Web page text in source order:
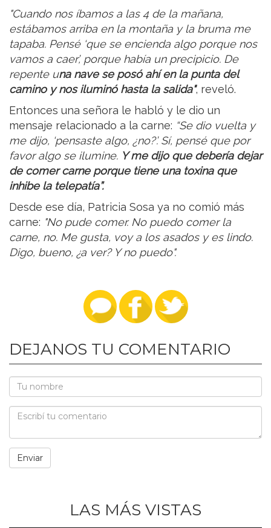
"Cuando nos íbamos a las 4 de la mañana,
estábamos arriba en la montaña y la bruma me
tapaba. Pensé ‘que se encienda algo porque nos
vamos a caer’, porque había un precipicio. De
repente una nave se posó ahí en la punta del
camino y nos iluminó hasta la salida", reveló.
Entonces una señora le habló y le dio un
mensaje relacionado a la carne: “Se dio vuelta y
me dijo, ‘pensaste algo, ¿no?’. Sí, pensé que por
favor algo se ilumine. Y me dijo que debería dejar
de comer carne porque tiene una toxina que
inhibe la telepatía”.
Desde ese día, Patricia Sosa ya no comió más
carne: "No pude comer. No puedo comer la
carne, no. Me gusta, voy a los asados y es lindo.
Digo, bueno, ¿a ver? Y no puedo".
DEJANOS TU COMENTARIO
LAS MÁS VISTAS